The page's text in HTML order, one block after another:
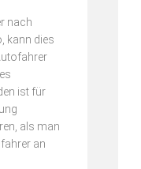
nach
kann dies
ist für
als man
an